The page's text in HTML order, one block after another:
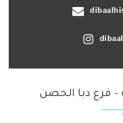
- فرع دبا الحصن